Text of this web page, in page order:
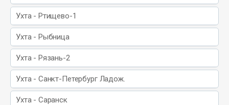
Ухта - Ртищево-1
Ухта - Рыбница
Ухта - Рязань-2
Ухта - Санкт-Петербург Ладож.
Ухта - Саранск